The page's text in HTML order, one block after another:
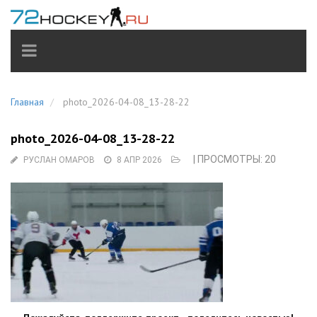
TOGGLE
NAVIGATION
Главная photo_2026-04-08_13-28-22
photo_2026-04-08_13-28-22
РУСЛАН ОМАРОВ 8 АПР 2026 | ПРОСМОТРЫ: 20